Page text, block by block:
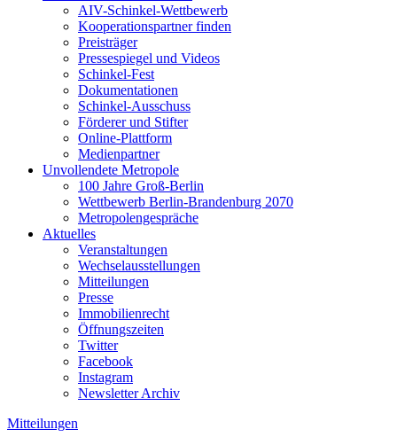
AIV-Schinkel-Wettbewerb
Kooperationspartner finden
Preisträger
Pressespiegel und Videos
Schinkel-Fest
Dokumentationen
Schinkel-Ausschuss
Förderer und Stifter
Online-Plattform
Medienpartner
Unvollendete Metropole
100 Jahre Groß-Berlin
Wettbewerb Berlin-Brandenburg 2070
Metropolengespräche
Aktuelles
Veranstaltungen
Wechselausstellungen
Mitteilungen
Presse
Immobilienrecht
Öffnungszeiten
Twitter
Facebook
Instagram
Newsletter Archiv
Mitteilungen